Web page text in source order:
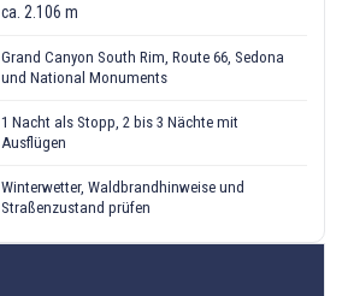
ca. 2.106 m
Grand Canyon South Rim, Route 66, Sedona
und National Monuments
1 Nacht als Stopp, 2 bis 3 Nächte mit
Ausflügen
Winterwetter, Waldbrandhinweise und
Straßenzustand prüfen